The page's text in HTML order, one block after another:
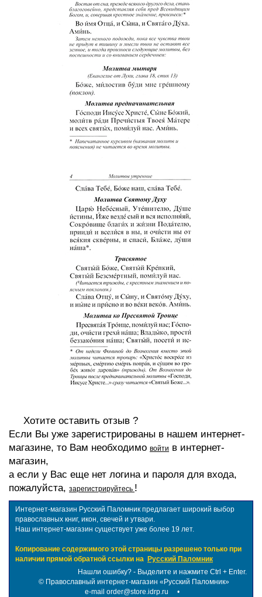
Хотите оставить отзыв ?
Если Вы уже зарегистрированы в нашем интернет-
магазине, то Вам необходимо войти в интернет-
магазин,
а если у Вас еще нет логина и пароля для входа,
пожалуйста, зарегистрируйтесь !
Интернет-магазин Русский Паломник предлагает широкий выбор
православных книг, икон, свечей и утвари.
Наш интернет-магазин существует уже более 19 лет.
Копирование содержимого этой страницы разрешено только при
наличии прямой обратной ссылки на Русский Паломник
Нашли ошибку? - Выделите и нажмите Ctrl + Enter.
© Православный интернет-магазин «Русский Паломник»
e-mail order@store.idrp.ru •